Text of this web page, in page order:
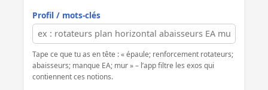
Profil / mots-clés
Tape ce que tu as en tête : « épaule; renforcement rotateurs;
abaisseurs; manque EA; mur » – l’app filtre les exos qui
contiennent ces notions.